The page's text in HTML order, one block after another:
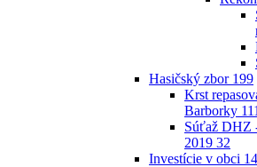
Hasičský zbor 199
Krst
Barborky 111
Súťaž DHZ
2019 32
Investície v obci 14